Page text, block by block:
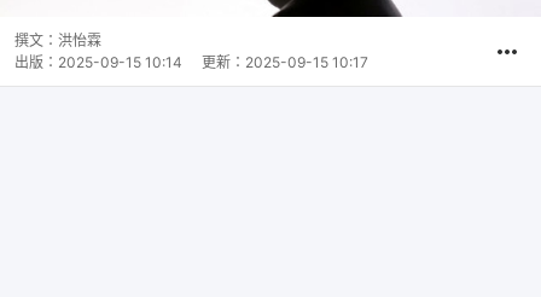
撰文： 洪怡霖
出版： 2025-09-15 10:14 更新： 2025-09-15 10:17